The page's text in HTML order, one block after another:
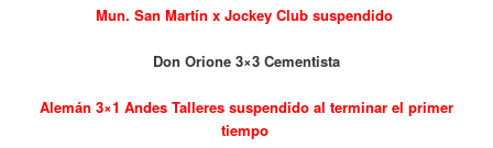
Mun. San Martín x Jockey Club suspendido
Don Orione 3×3 Cementista
Alemán 3×1 Andes Talleres suspendido al terminar el primer
tiempo